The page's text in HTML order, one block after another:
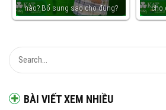
BÀI VIẾT XEM NHIỀU
nào? Bổ sung sao cho đúng?
cho